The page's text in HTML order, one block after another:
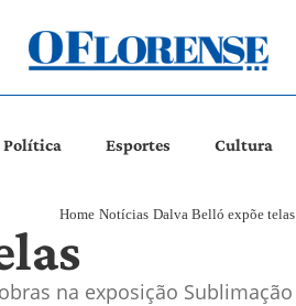
Política Esportes Cultura
Home Notícias Dalva Belló expõe telas
na exposição Sublimação